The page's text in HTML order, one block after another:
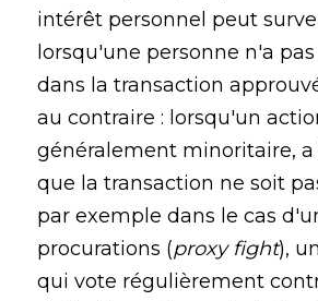
intérêt personnel peut
lorsqu'une personne n'a
dans la transaction
au contraire : lorsqu'un
généralement minoritaire,
que la transaction ne soit
par exemple dans le cas
procurations (proxy fight),
qui vote régulièrement